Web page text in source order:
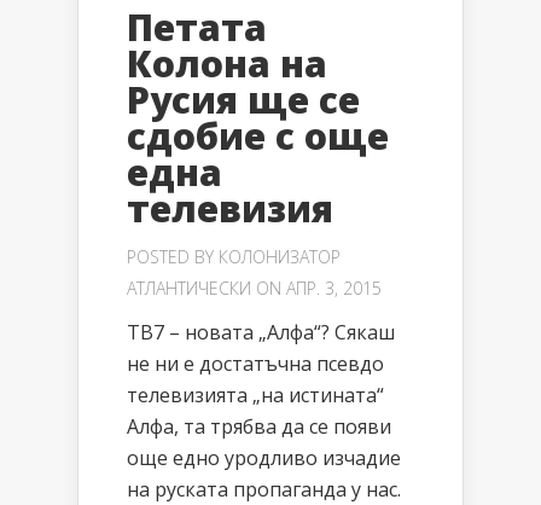
Петата
Колона на
Русия ще се
сдобие с още
една
телевизия
POSTED BY КОЛОНИЗАТОР
АТЛАНТИЧЕСКИ ON АПР. 3, 2015
ТВ7 – новата „Алфа“? Сякаш
не ни е достатъчна псевдо
телевизията „на истината“
Алфа, та трябва да се появи
още едно уродливо изчадие
на руската пропаганда у нас.